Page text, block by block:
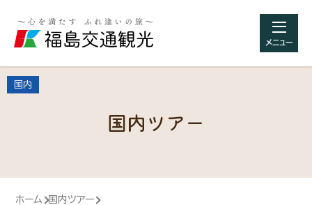
メニュー
国内ツアー
ホーム
国内ツアー
国内